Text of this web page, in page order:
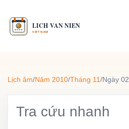
Lịch âm/Năm 2010/Tháng 11/Ngày 02
Tra cứu nhanh